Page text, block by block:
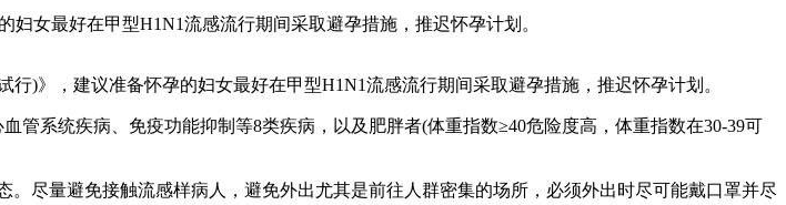
女最好在甲型H1N1流感流行期间采取避孕措施，推迟怀孕计划。
)》，建议准备怀孕的妇女最好在甲型H1N1流感流行期间采取避孕措施，推迟怀孕计划。
系统疾病、免疫功能抑制等8类疾病，以及肥胖者(体重指数≥40危险度高，体重指数在30-39可
尽量避免接触流感样病人，避免外出尤其是前往人群密集的场所，必须外出时尽可能戴口罩并尽